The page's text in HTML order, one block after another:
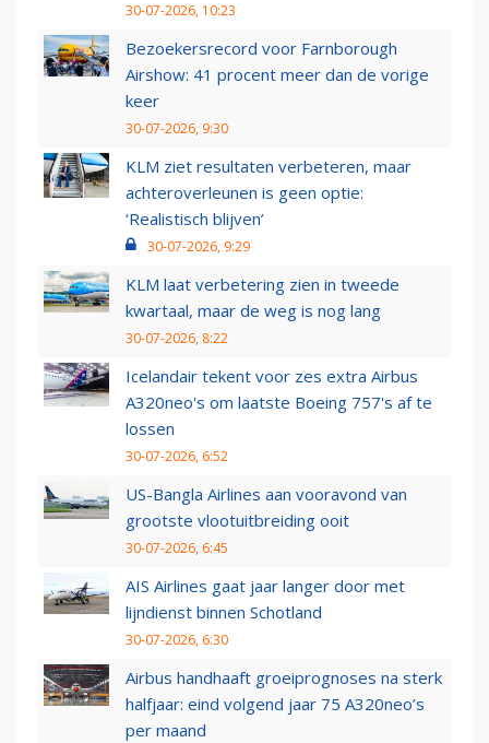
30-07-2026, 10:23
Bezoekersrecord voor Farnborough
Airshow: 41 procent meer dan de vorige
keer
30-07-2026, 9:30
KLM ziet resultaten verbeteren, maar
achteroverleunen is geen optie:
‘Realistisch blijven’
30-07-2026, 9:29
KLM laat verbetering zien in tweede
kwartaal, maar de weg is nog lang
30-07-2026, 8:22
Icelandair tekent voor zes extra Airbus
A320neo's om laatste Boeing 757's af te
lossen
30-07-2026, 6:52
US-Bangla Airlines aan vooravond van
grootste vlootuitbreiding ooit
30-07-2026, 6:45
AIS Airlines gaat jaar langer door met
lijndienst binnen Schotland
30-07-2026, 6:30
Airbus handhaaft groeiprognoses na sterk
halfjaar: eind volgend jaar 75 A320neo’s
per maand